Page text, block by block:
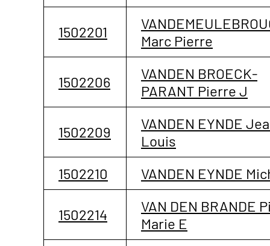
1502201
Marc Pierre
1502206
VANDEN BROECK-
PARANT Pierre J
1502209
VANDEN EYNDE
Louis
1502210
VANDEN EYNDE
1502214
VAN DEN BRANDE
Marie E